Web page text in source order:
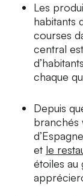
Les
habitants
courses
central
chaque
Depuis
branchés
et le
étoiles au